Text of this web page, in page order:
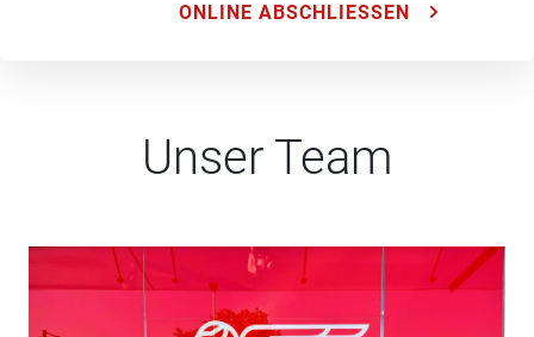
ONLINE ABSCHLIESSEN
Unser Team